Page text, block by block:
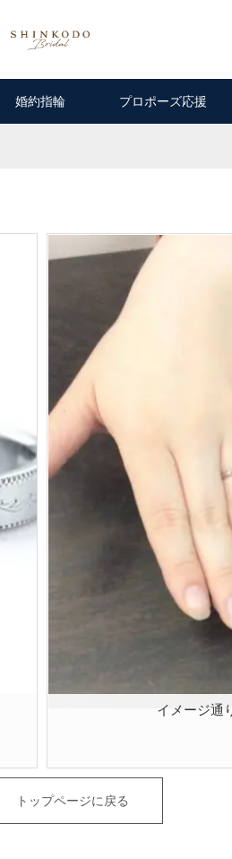
婚約指輪 プロポーズ応援
イメージ通
トップページに戻る